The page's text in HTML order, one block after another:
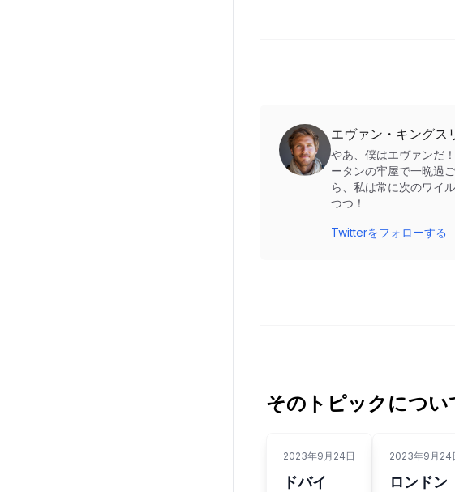
エヴァン・キングス
やあ、僕はエヴァンだ
ータンの牢屋で一晩過
ら、私は常に次のワイ
つつ！
Twitterをフォローする
そのトピックについ
2023年9月24日
ドバイ
2023年9月24
ロンドン